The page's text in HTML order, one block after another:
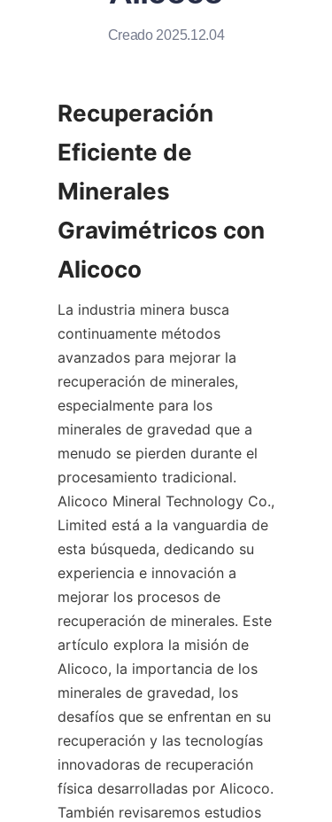
Creado 2025.12.04
Recuperación
Eficiente de
Minerales
Gravimétricos con
La industria minera busca
continuamente métodos
avanzados para mejorar la
recuperación de minerales,
especialmente para los
minerales de gravedad que a
menudo se pierden durante el
procesamiento tradicional.
Alicoco Mineral Technology Co.,
Limited está a la vanguardia de
esta búsqueda, dedicando su
experiencia e innovación a
mejorar los procesos de
recuperación de minerales. Este
artículo explora la misión de
Alicoco, la importancia de los
minerales de gravedad, los
desafíos que se enfrentan en su
recuperación y las tecnologías
innovadoras de recuperación
física desarrolladas por Alicoco.
También revisaremos estudios